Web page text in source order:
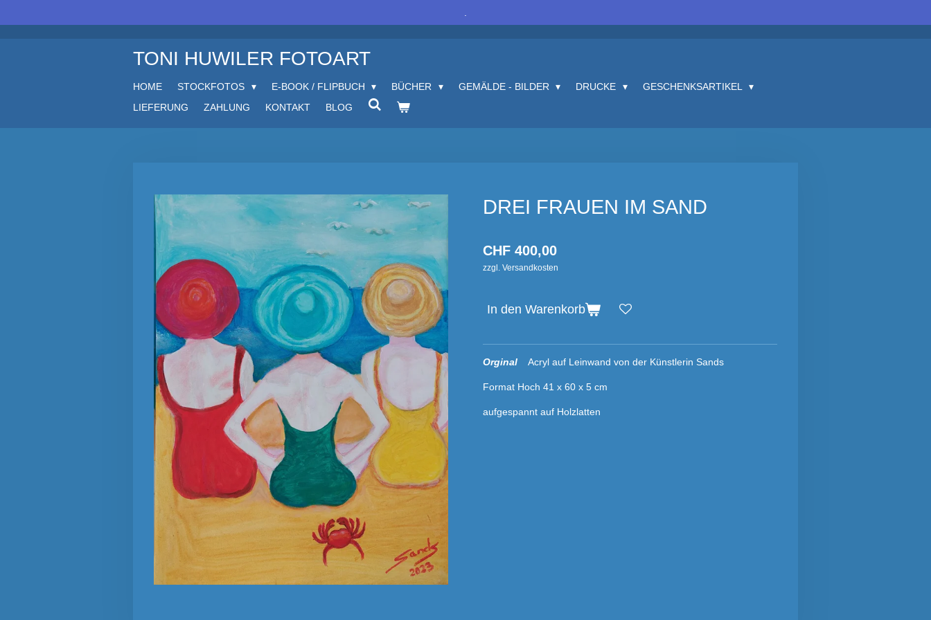
TONI HUWILER FOTOART
HOME STOCKFOTOS E-BOOK / FLIPBUCH BÜCHER GEMÄLDE - BILDER DRUCKE
GESCHENKSARTIKEL
LIEFERUNG
ZAHLUNG KONTAKT BLOG
DREI FRAUEN IM SAND
CHF 400,00
zzgl. Versandkosten
In den Warenkorb
Orginal Acryl auf Leinwand von der Künstlerin Sands
Format Hoch 41 x 60 x 5 cm
aufgespannt auf Holzlatten